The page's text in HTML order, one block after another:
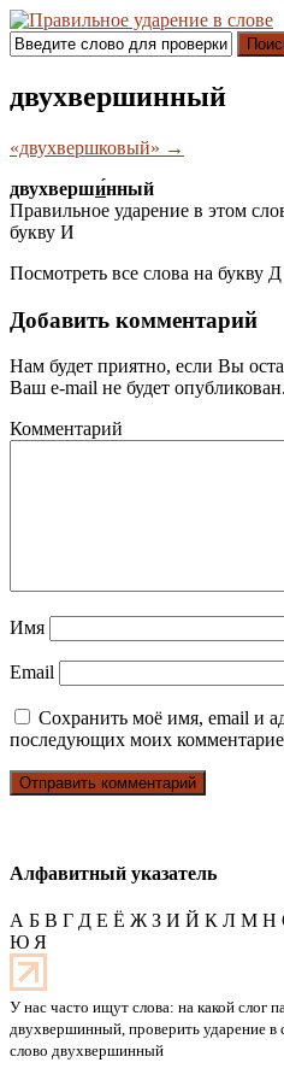
двухвершинный
«двухвершковый» →
двухверши́нный
Правильное ударение в этом
букву И
Посмотреть все слова на букву Д
Добавить комментарий
Нам будет приятно, если Вы
Ваш e-mail не будет опубликован.
Комментарий
Имя
Email
Сохранить моё имя, email и
последующих моих
Алфавитный указатель
А Б В Г Д Е Ё Ж З И Й К Л М Н
Ю Я
У нас часто ищут слова: на какой слог
двухвершинный, проверить ударение
слово двухвершинный